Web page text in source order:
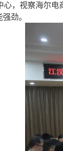
心，视察海尔
劲。